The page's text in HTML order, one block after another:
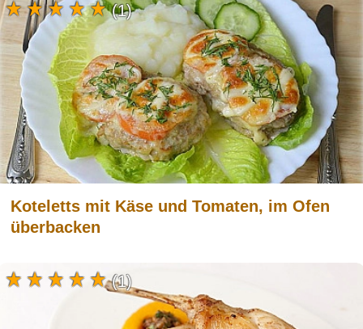
Koteletts mit Käse und Tomaten, im Ofen
überbacken
(1)
(1)